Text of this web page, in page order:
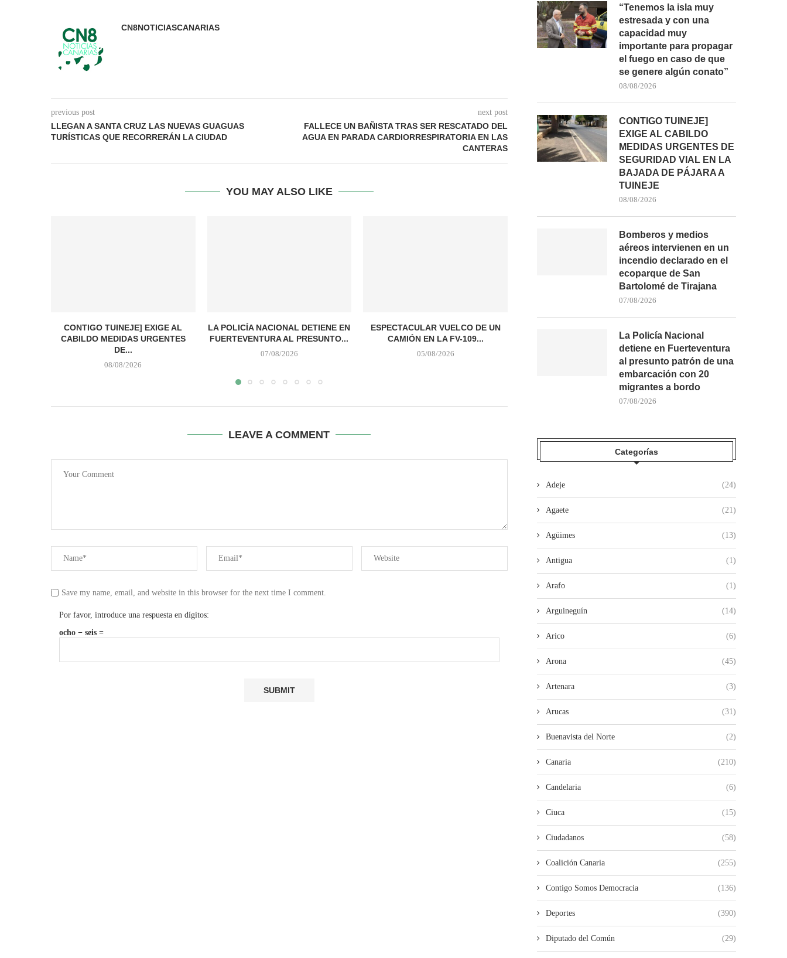
CN8NOTICIASCANARIAS
previous post
LLEGAN A SANTA CRUZ LAS NUEVAS GUAGUAS
TURÍSTICAS QUE RECORRERÁN LA CIUDAD
next post
FALLECE UN BAÑISTA TRAS SER RESCATADO DEL
AGUA EN PARADA CARDIORRESPIRATORIA EN LAS
CANTERAS
YOU MAY ALSO LIKE
CONTIGO TUINEJE] EXIGE AL
CABILDO MEDIDAS URGENTES
DE...
08/08/2026
LA POLICÍA NACIONAL DETIENE EN
FUERTEVENTURA AL PRESUNTO...
07/08/2026
ESPECTACULAR VUELCO DE UN
CAMIÓN EN LA FV-109...
05/08/2026
DEPÓSITO DE
22/07/2026
LEAVE A COMMENT
Save my name, email, and website in this browser for the next time I comment.
Por favor, introduce una respuesta en dígitos:
ocho − seis =
“Tenemos la isla muy
estresada y con una
capacidad muy
importante para propagar
el fuego en caso de que
se genere algún conato”
08/08/2026
CONTIGO TUINEJE]
EXIGE AL CABILDO
MEDIDAS URGENTES DE
SEGURIDAD VIAL EN LA
BAJADA DE PÁJARA A
TUINEJE
08/08/2026
Bomberos y medios
aéreos intervienen en un
incendio declarado en el
ecoparque de San
Bartolomé de Tirajana
07/08/2026
La Policía Nacional
detiene en Fuerteventura
al presunto patrón de una
embarcación con 20
migrantes a bordo
07/08/2026
Categorías
Adeje (24)
Agaete (21)
Agüimes (13)
Antigua (1)
Arafo (1)
Arguineguín (14)
Arico (6)
Arona (45)
Artenara (3)
Arucas (31)
Buenavista del Norte (2)
Canaria (210)
Candelaria (6)
Ciuca (15)
Ciudadanos (58)
Coalición Canaria (255)
Contigo Somos Democracia (136)
Deportes (390)
Diputado del Común (29)